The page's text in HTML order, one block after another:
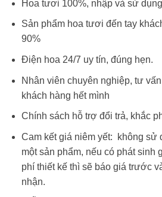
Hoa tươi 100%, nhập và sử
Sản phẩm hoa tươi đến tay
90%
Điện hoa 24/7 uy tín, đúng hẹn.
Nhân viên chuyên nghiệp, tư
khách hàng hết mình
Chính sách hỗ trợ đổi trả, khắc
Cam kết giá niêm yết: không sử
một sản phẩm, nếu có phát sinh
phí thiết kế thì sẽ báo giá trước
nhận.